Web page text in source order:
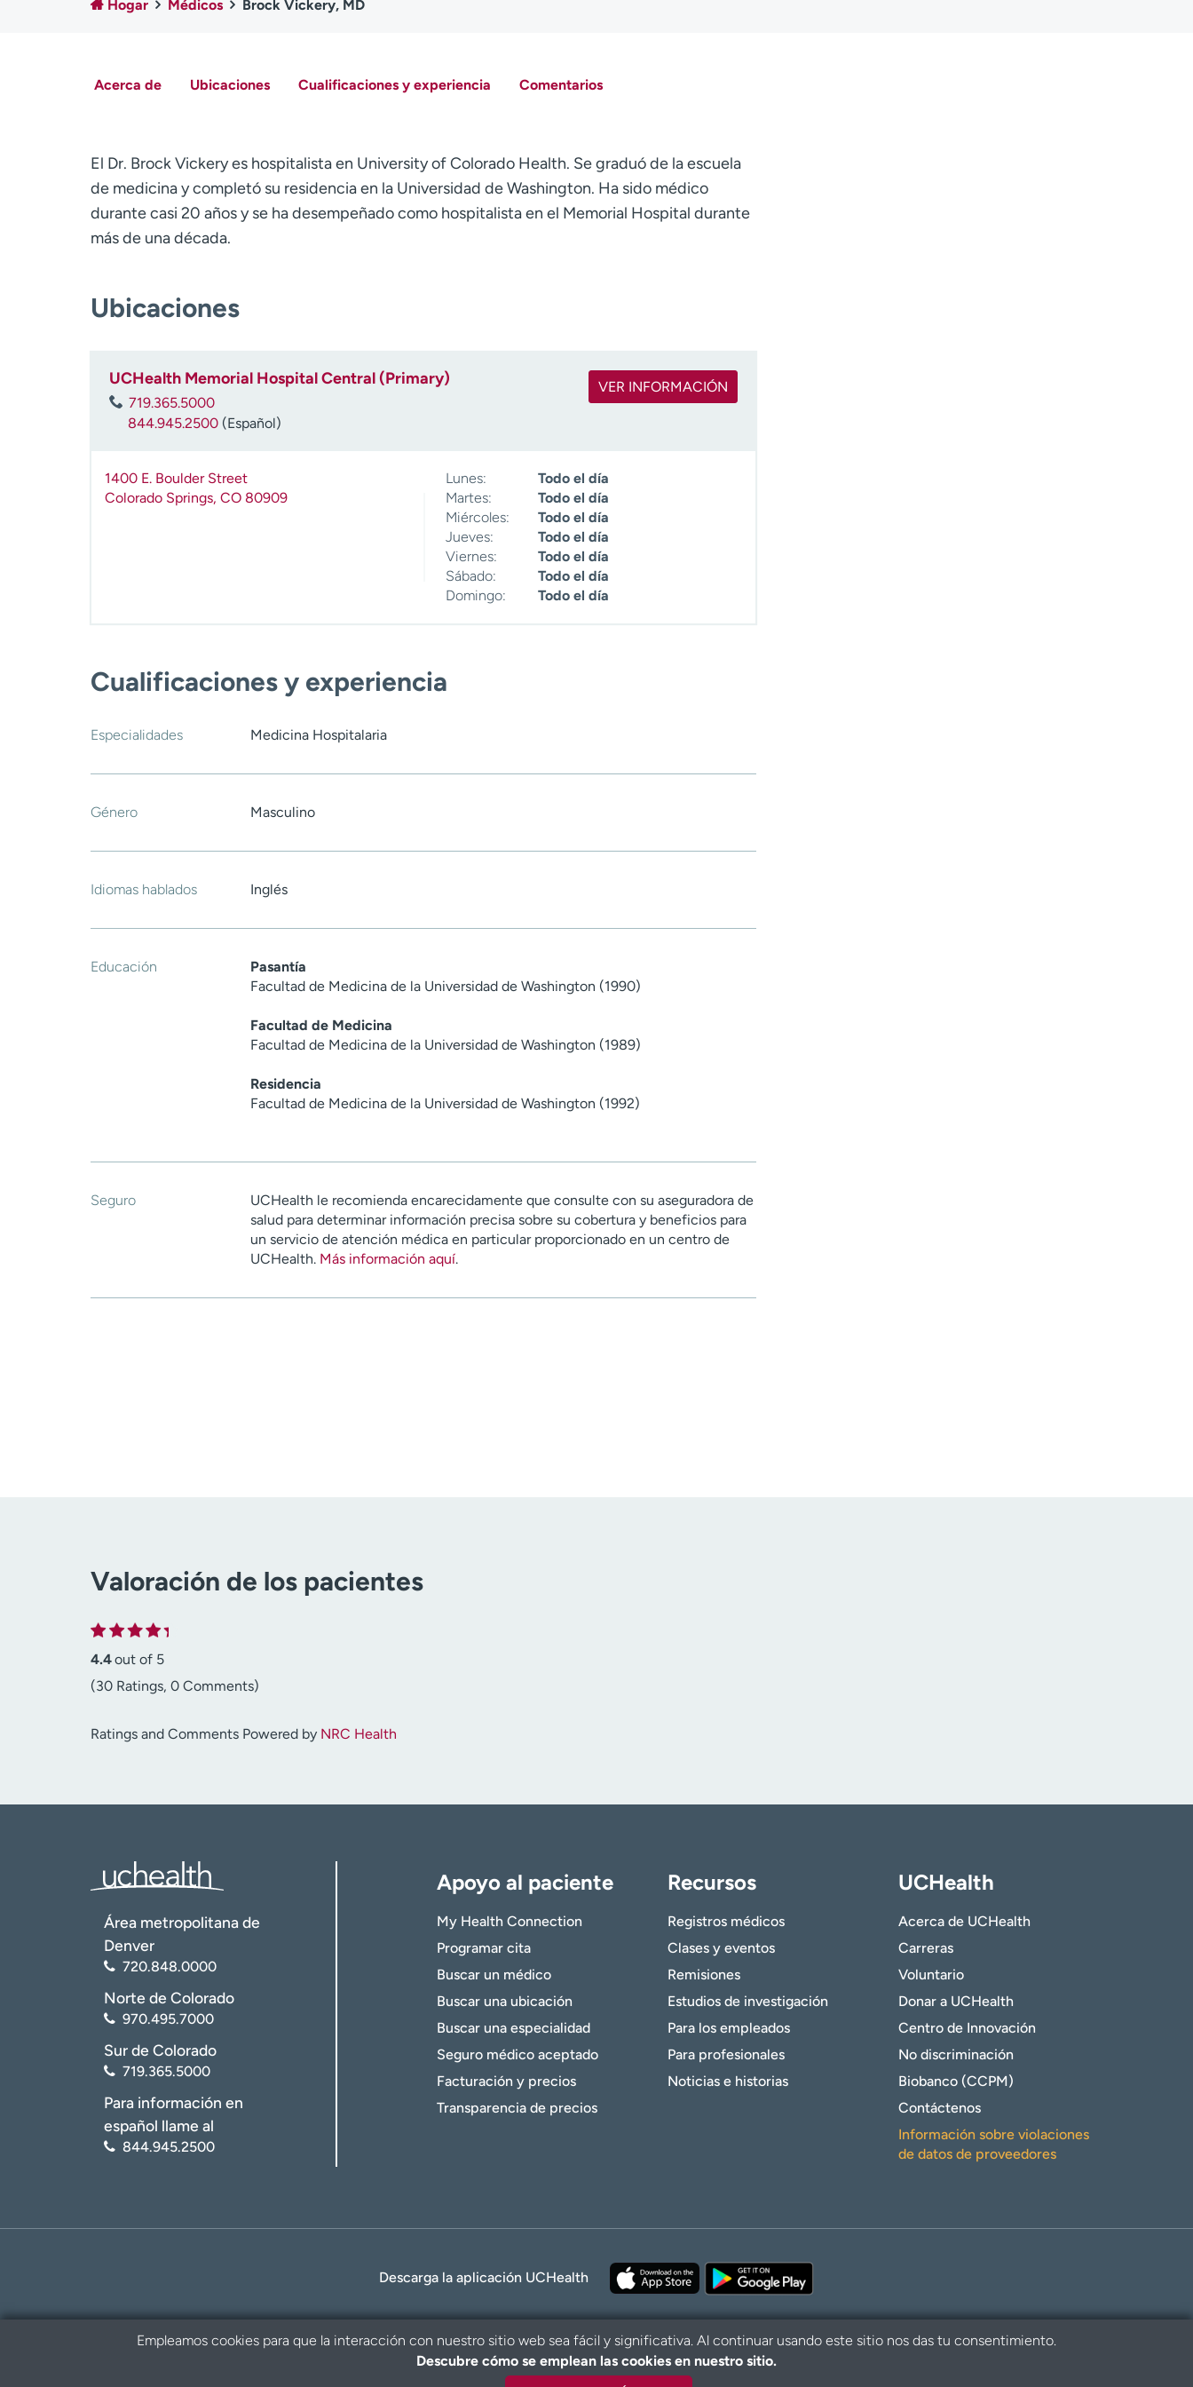
Hogar Médicos Brock Vickery, MD
Acerca de Ubicaciones Cualificaciones y experiencia Comentarios
El Dr. Brock Vickery es hospitalista en University of Colorado Health. Se graduó de la escuela
de medicina y completó su residencia en la Universidad de Washington. Ha sido médico
durante casi 20 años y se ha desempeñado como hospitalista en el Memorial Hospital durante
más de una década.
Ubicaciones
UCHealth Memorial Hospital Central (Primary)
719.365.5000
844.945.2500 (Español)
VER INFORMACIÓN
1400 E. Boulder Street
Colorado Springs, CO 80909
Lunes:
Todo el día
Martes:
Todo el día
Miércoles:
Todo el día
Jueves:
Todo el día
Viernes:
Todo el día
Sábado:
Todo el día
Domingo:
Todo el día
Cualificaciones y experiencia
Especialidades Medicina Hospitalaria
Género Masculino
Idiomas hablados Inglés
Educación
Pasantía
Facultad de Medicina de la Universidad de Washington (1990)
Facultad de Medicina
Facultad de Medicina de la Universidad de Washington (1989)
Residencia
Facultad de Medicina de la Universidad de Washington (1992)
Seguro
UCHealth le recomienda encarecidamente que consulte con su aseguradora de
salud para determinar información precisa sobre su cobertura y beneficios para
un servicio de atención médica en particular proporcionado en un centro de
UCHealth. Más información aquí.
Valoración de los pacientes
4.4out of 5
(30 Ratings, 0 Comments)
Ratings and Comments Powered by NRC Health
Área metropolitana de
Denver
720.848.0000
Norte de Colorado
970.495.7000
Sur de Colorado
719.365.5000
Para información en
español llame al
844.945.2500
Apoyo al paciente
My Health Connection
Programar cita
Buscar un médico
Buscar una ubicación
Buscar una especialidad
Seguro médico aceptado
Facturación y precios
Transparencia de precios
Recursos
Registros médicos
Clases y eventos
Remisiones
Estudios de investigación
Para los empleados
Para profesionales
Noticias e historias
UCHealth
Acerca de UCHealth
Carreras
Voluntario
Donar a UCHealth
Centro de Innovación
No discriminación
Biobanco (CCPM)
Contáctenos
Información sobre violaciones
de datos de proveedores
Descarga la aplicación UCHealth
Empleamos cookies para que la interacción con nuestro sitio web sea fácil y significativa. Al continuar usando este sitio nos das tu consentimiento.
Descubre cómo se emplean las cookies en nuestro sitio.